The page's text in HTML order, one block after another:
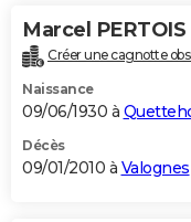
Marcel PERTOIS
Créer une cagnotte
Naissance
09/06/1930 à
Décès
09/01/2010 à Valognes